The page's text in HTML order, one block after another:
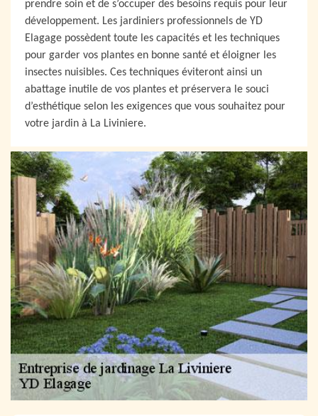
prendre soin et de s’occuper des besoins requis pour leur
développement. Les jardiniers professionnels de YD
Elagage possèdent toute les capacités et les techniques
pour garder vos plantes en bonne santé et éloigner les
insectes nuisibles. Ces techniques éviteront ainsi un
abattage inutile de vos plantes et préservera le souci
d’esthétique selon les exigences que vous souhaitez pour
votre jardin à La Liviniere.